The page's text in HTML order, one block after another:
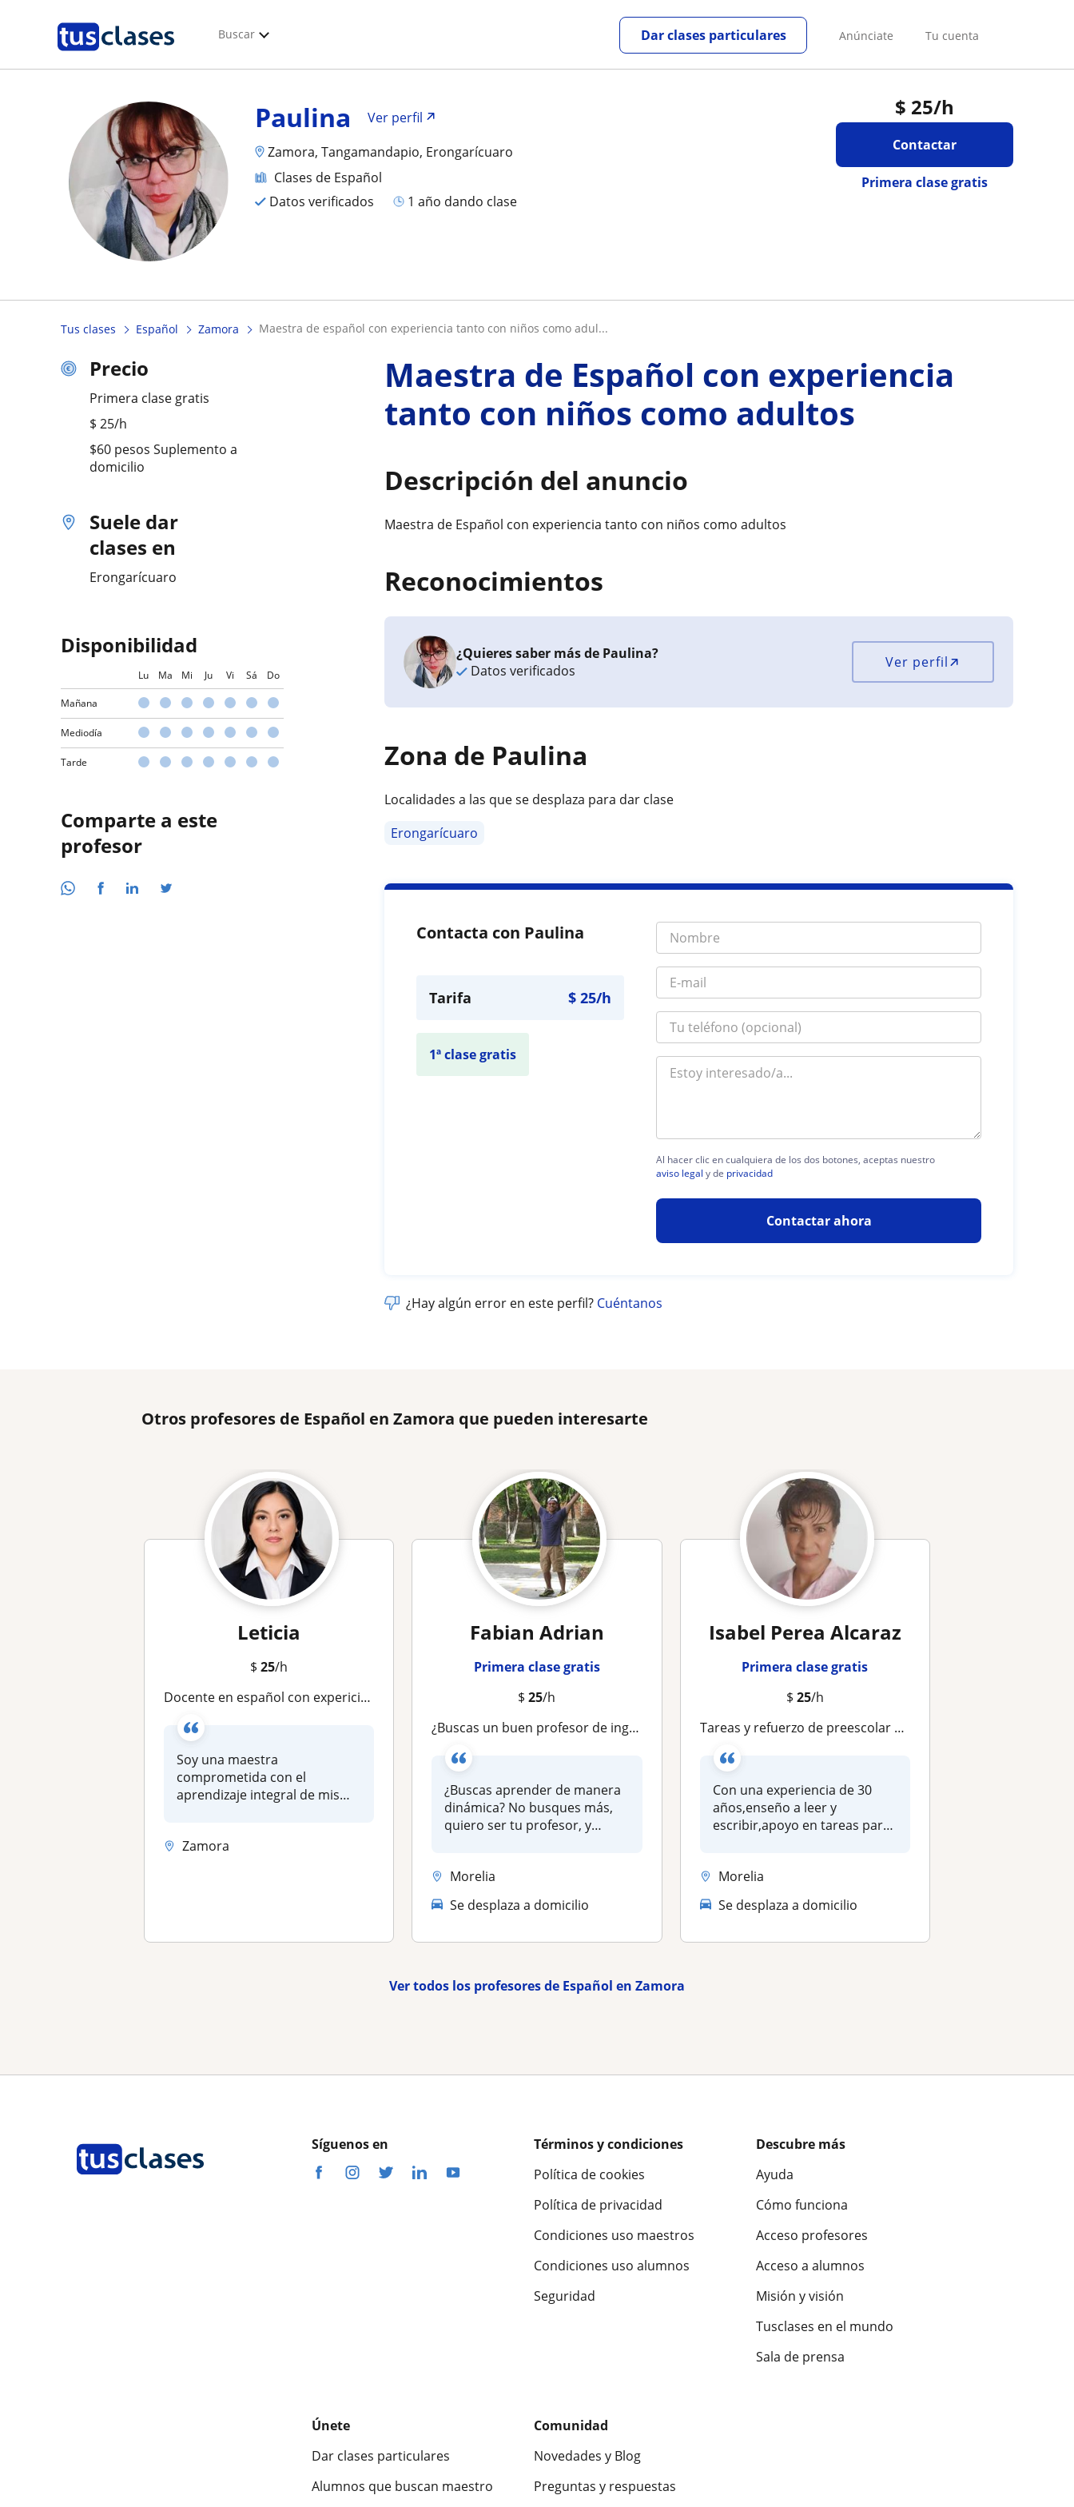
Buscar Anúnciate Tu cuenta
Dar clases particulares
$ 25/h
Contactar
Primera clase gratis
Paulina
Ver perfil
Zamora, Tangamandapio, Erongarícuaro
Clases de Español
Datos verificados
1 año dando clase
Tus clases Español Zamora maestra de español con experiencia tanto con niños como adul...
Precio
Primera clase gratis
$ 25/h
$60 pesos Suplemento a
domicilio
Suele dar
clases en
Erongarícuaro
Disponibilidad
Lu Ma Mi Ju Vi Sá Do
Mañana
Mediodía
Tarde
Comparte a este
profesor
Maestra de Español con experiencia
tanto con niños como adultos
Descripción del anuncio
Maestra de Español con experiencia tanto con niños como adultos
Reconocimientos
¿Quieres saber más de Paulina?
Datos verificados
Ver perfil
Zona de Paulina
Localidades a las que se desplaza para dar clase
Erongarícuaro
Contacta con Paulina
Tarifa $25/h
1ª clase gratis
Al hacer clic en cualquiera de los dos botones, aceptas nuestro
aviso legal y de privacidad
Contactar ahora
¿Hay algún error en este perfil? Cuéntanos
Otros profesores de Español en Zamora que pueden interesarte
Leticia
$25/h
Docente en español con expericia en clases en línea para niños,jóvenes y adultos
Soy una maestra
comprometida con el
aprendizaje integral de mis
Zamora
Fabian Adrian
Primera clase gratis
$25/h
¿Buscas un buen profesor de inglés, español, educación básica?
¿Buscas aprender de manera
dinámica? No busques más,
quiero ser tu profesor, y
Morelia
Se desplaza a domicilio
Isabel Perea Alcaraz
Primera clase gratis
$ 25/h
Tareas y refuerzo de preescolar y primaria
Con una experiencia de 30
años,enseño a leer y
escribir,apoyo en tareas para
Morelia
Se desplaza a domicilio
Ver todos los profesores de Español en Zamora
Síguenos en
Términos y condiciones
Política de cookies
Política de privacidad
Condiciones uso maestros
Condiciones uso alumnos
Seguridad
Descubre más
Ayuda
Cómo funciona
Acceso profesores
Acceso a alumnos
Misión y visión
Tusclases en el mundo
Sala de prensa
Únete
Dar clases particulares
Alumnos que buscan maestro
Comunidad
Novedades y Blog
Preguntas y respuestas